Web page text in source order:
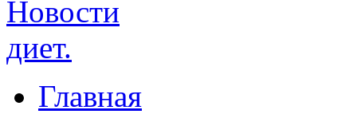
Главная